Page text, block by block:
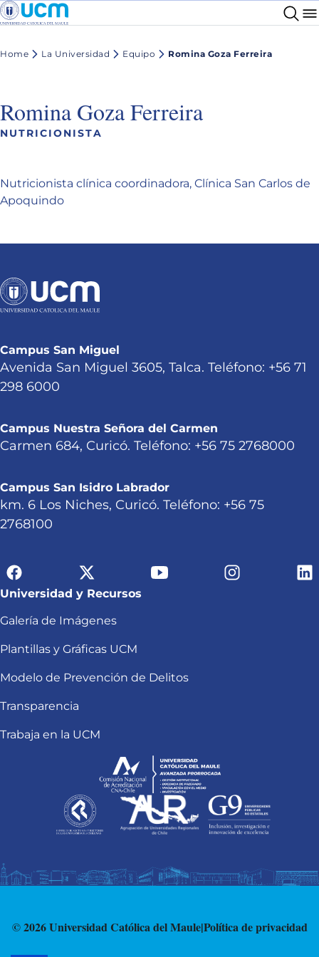
Home La Universidad Equipo Romina Goza Ferreira
Romina Goza Ferreira
NUTRICIONISTA
Nutricionista clínica coordinadora, Clínica San Carlos de
Apoquindo
Campus San Miguel
Avenida San Miguel 3605, Talca. Teléfono: +56 71
298 6000
Campus Nuestra Señora del Carmen
Carmen 684, Curicó. Teléfono: +56 75 2768000
Campus San Isidro Labrador
km. 6 Los Niches, Curicó. Teléfono: +56 75
2768100
Universidad y Recursos
Galería de Imágenes
Plantillas y Gráficas UCM
Modelo de Prevención de Delitos
Transparencia
Trabaja en la UCM
© 2026 Universidad Católica del Maule|Política de privacidad